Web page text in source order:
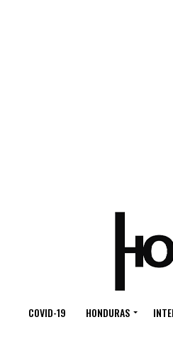
COVID-19 HONDURAS